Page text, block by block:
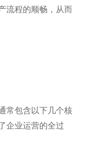
流程的顺畅，从而
包含以下几个核
企业运营的全过